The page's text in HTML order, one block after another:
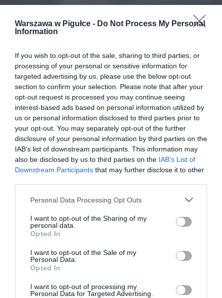
Warszawa w Pigułce - Do Not Process My Personal
Information
If you wish to opt-out of the sale, sharing to third parties, or
processing of your personal or sensitive information for
targeted advertising by us, please use the below opt-out
section to confirm your selection. Please note that after your
opt-out request is processed you may continue seeing
interest-based ads based on personal information utilized by
us or personal information disclosed to third parties prior to
your opt-out. You may separately opt-out of the further
disclosure of your personal information by third parties on the
IAB’s list of downstream participants. This information may
also be disclosed by us to third parties on the IAB’s List of
Downstream Participants that may further disclose it to other
Personal Data Processing Opt Outs
I want to opt-out of the Sharing of my
personal data.
Opted In
I want to opt-out of the Sale of my
Personal Data.
Opted In
I want to opt-out of processing my
Personal Data for Targeted Advertising.